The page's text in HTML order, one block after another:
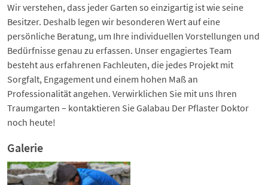
Wir verstehen, dass jeder Garten so einzigartig ist wie seine
Besitzer. Deshalb legen wir besonderen Wert auf eine
persönliche Beratung, um Ihre individuellen Vorstellungen und
Bedürfnisse genau zu erfassen. Unser engagiertes Team
besteht aus erfahrenen Fachleuten, die jedes Projekt mit
Sorgfalt, Engagement und einem hohen Maß an
Professionalität angehen. Verwirklichen Sie mit uns Ihren
Traumgarten – kontaktieren Sie Galabau Der Pflaster Doktor
noch heute!
Galerie